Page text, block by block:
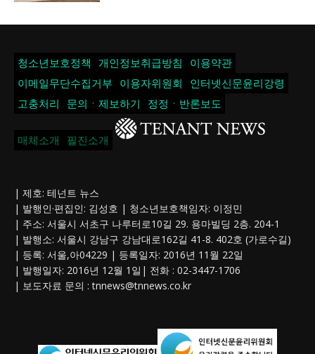
청소년보호정책 개인정보취급방침
이용약관
이메일무단수집거부
이용자위원회
인터넷신문윤리강령
고충처리
문의ㆍ제보하기 정정ㆍ반론보도
매체소개 필진소개
| 제호: 테넌트 뉴스
| 발행인·편집인: 김성호 | 청소년보호책임자: 이정민
| 주소: 서울시 서초구 나루터로10길 29. 용마빌딩 2층. 204-1
| 발행소: 서울시 강남구 강남대로162길 41-8. 402호 (가로수길)
| 등록: 서울,아04229 | 등록일자: 2016년 11월 22일
| 발행일자: 2016년 12월 1일| 전화 : 02-3447-1706
| 보도자료 문의 :tnnews@tnnews.co.kr